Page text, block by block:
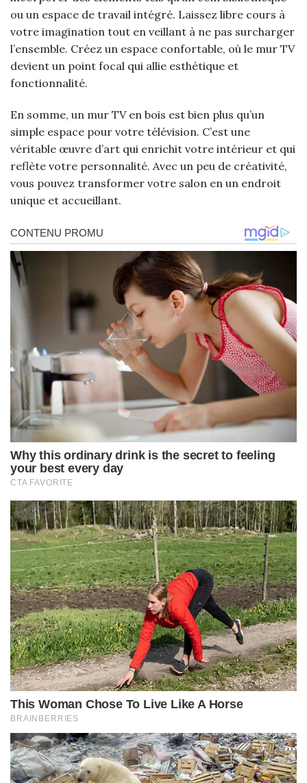
ou un espace de travail intégré. Laissez libre cours à
votre imagination tout en veillant à ne pas surcharger
l’ensemble. Créez un espace confortable, où le mur TV
devient un point focal qui allie esthétique et
fonctionnalité.
En somme, un mur TV en bois est bien plus qu’un
simple espace pour votre télévision. C’est une
véritable œuvre d’art qui enrichit votre intérieur et qui
reflète votre personnalité. Avec un peu de créativité,
vous pouvez transformer votre salon en un endroit
unique et accueillant.